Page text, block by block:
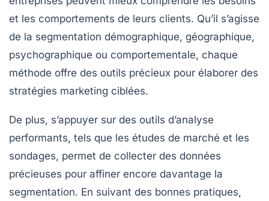
et les comportements de leurs clients. Qu’il s’agisse
de la segmentation démographique, géographique,
psychographique ou comportementale, chaque
méthode offre des outils précieux pour élaborer des
stratégies marketing ciblées.
De plus, s’appuyer sur des outils d’analyse
performants, tels que les études de marché et les
sondages, permet de collecter des données
précieuses pour affiner encore davantage la
segmentation. En suivant des bonnes pratiques,